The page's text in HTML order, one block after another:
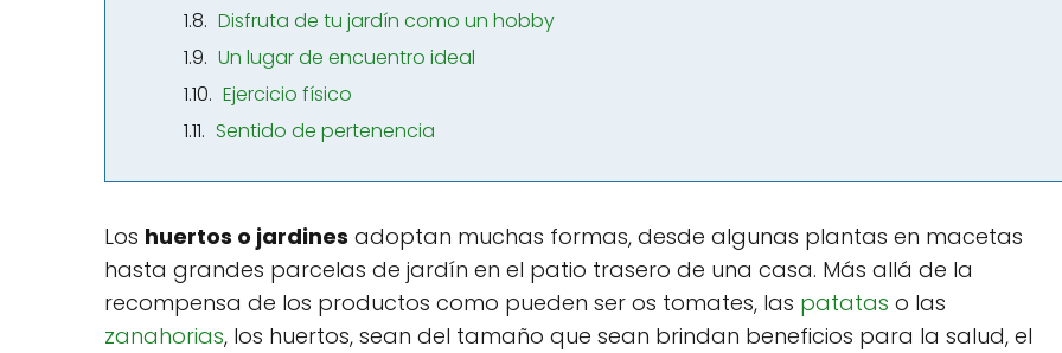
Disfruta de tu jardín como un hobby
Un lugar de encuentro ideal
Ejercicio físico
Sentido de pertenencia
Los huertos o jardines adoptan muchas formas, desde algunas plantas en macetas
hasta grandes parcelas de jardín en el patio trasero de una casa. Más allá de la
recompensa de los productos como pueden ser os tomates, las patatas o las
zanahorias, los huertos, sean del tamaño que sean brindan beneficios para la salud, el